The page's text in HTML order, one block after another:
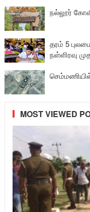
நல்லூர்
தரம் 5
நள்ளிரவு
செம்மணியில்
MOST VIEWED